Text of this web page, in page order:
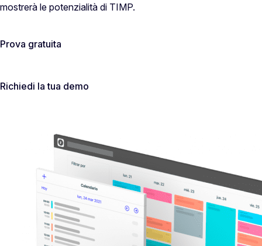
mostrerà le potenzialità di TIMP.
Prova gratuita
Richiedi la tua demo